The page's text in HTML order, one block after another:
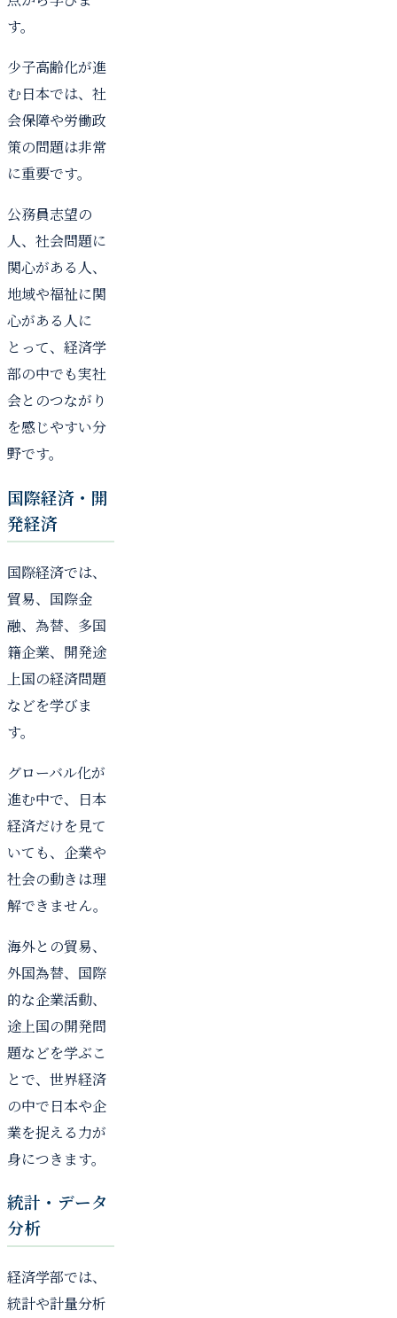
す。
少子高齢化が進
む日本では、社
会保障や労働政
策の問題は非常
に重要です。
公務員志望の
人、社会問題に
関心がある人、
地域や福祉に関
心がある人に
とって、経済学
部の中でも実社
会とのつながり
を感じやすい分
野です。
国際経済・開
発経済
国際経済では、
貿易、国際金
融、為替、多国
籍企業、開発途
上国の経済問題
などを学びま
す。
グローバル化が
進む中で、日本
経済だけを見て
いても、企業や
社会の動きは理
解できません。
海外との貿易、
外国為替、国際
的な企業活動、
途上国の開発問
題などを学ぶこ
とで、世界経済
の中で日本や企
業を捉える力が
身につきます。
統計・データ
分析
経済学部では、
統計や計量分析